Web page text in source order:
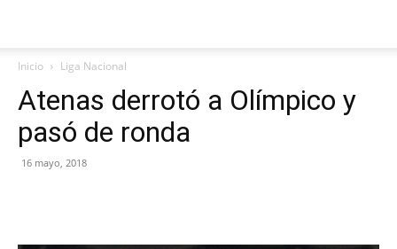
Inicio Liga Nacional
Atenas derrotó a Olímpico y
pasó de ronda
16 mayo, 2018